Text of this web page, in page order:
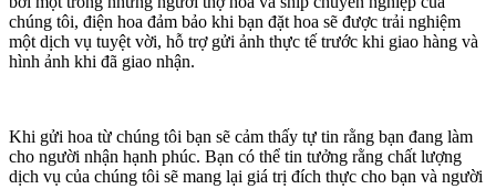
chúng tôi, điện hoa đảm bảo khi bạn đặt hoa sẽ được trải nghiệm
một dịch vụ tuyệt vời, hỗ trợ gửi ảnh thực tế trước khi giao hàng và
hình ảnh khi đã giao nhận.
Khi gửi hoa từ chúng tôi bạn sẽ cảm thấy tự tin rằng bạn đang làm
cho người nhận hạnh phúc. Bạn có thể tin tưởng rằng chất lượng
dịch vụ của chúng tôi sẽ mang lại giá trị đích thực cho bạn và người